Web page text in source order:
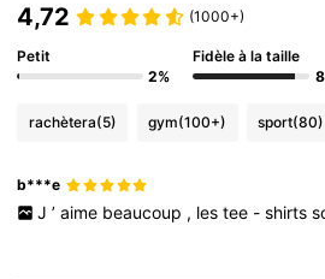
4,72 (1000+)
Petit
2%
Fidèle à la taille
rachètera(5) gym(100+) sport(80)
b***e
J ’ aime beaucoup , les tee - shirts